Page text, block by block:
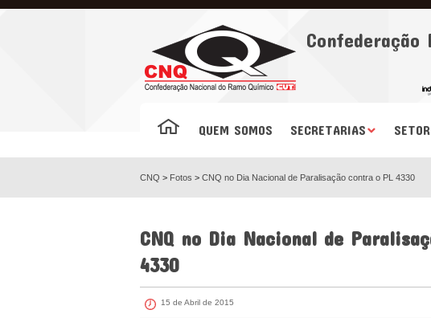
Confederação
QUEM SOMOS SECRETARIAS
CNQ > Fotos > CNQ no Dia Nacional de Paralisação contra o PL 4330
CNQ no Dia Nacional de
4330
15 de Abril de 2015